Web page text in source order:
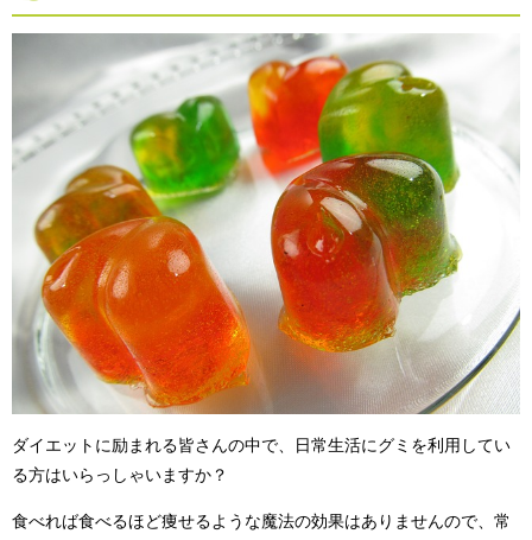
ダイエットに励まれる皆さんの中で、日常生活にグミを利用してい
る方はいらっしゃいますか？
食べれば食べるほど痩せるような魔法の効果はありませんので、常